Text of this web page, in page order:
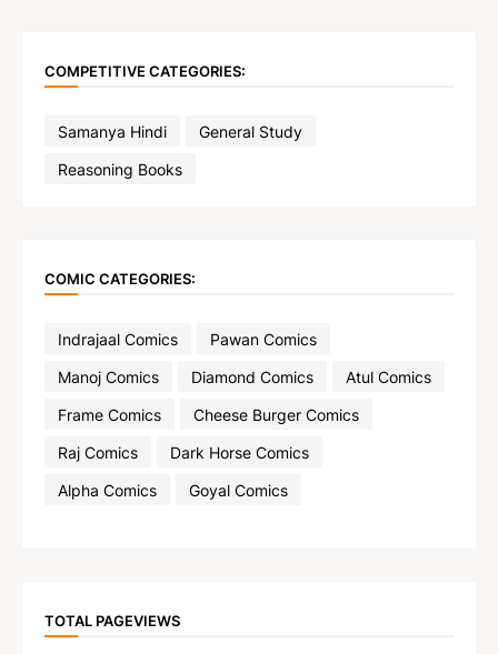
COMPETITIVE CATEGORIES:
Samanya Hindi
General Study
Reasoning Books
COMIC CATEGORIES:
Indrajaal Comics
Pawan Comics
Manoj Comics
Diamond Comics
Atul Comics
Frame Comics
Cheese Burger Comics
Raj Comics
Dark Horse Comics
Alpha Comics
Goyal Comics
TOTAL PAGEVIEWS